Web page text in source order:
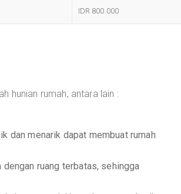
IDR 800.000
hunian rumah, antara lain :
dan menarik dapat membuat rumah
ruang terbatas, sehingga